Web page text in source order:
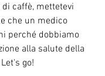
caffè, mettetevi
che un medico
perché dobbiamo
alla salute della
go!